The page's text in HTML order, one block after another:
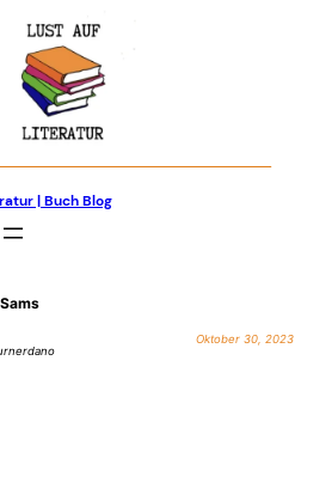
| Buch Blog
Oktober 30, 2023